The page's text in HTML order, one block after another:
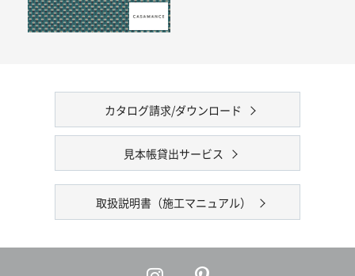
カタログ請求/ダウンロード
見本帳貸出サービス
取扱説明書（施工マニュアル）